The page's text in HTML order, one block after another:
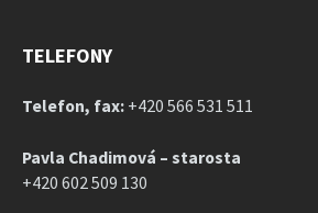
TELEFONY
Telefon, fax: +420 566 531 511
Pavla Chadimová – starosta
+420 602 509 130